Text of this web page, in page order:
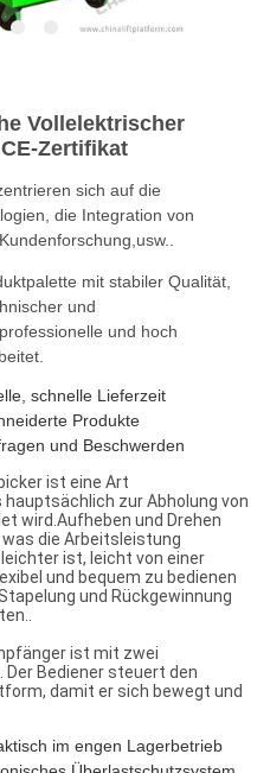
Vollelektrischer
Zertifikat
sich auf die
die Integration von
mit stabiler Qualität,
und
und hoch
schnelle Lieferzeit
Produkte
und Beschwerden
ist eine Art
zur Abholung von
wird.Aufheben und Drehen
die Arbeitsleistung
ist, leicht von einer
und bequem zu bedienen
und Rückgewinnung
ist mit zwei
Bediener steuert den
damit er sich bewegt und
im engen Lagerbetrieb